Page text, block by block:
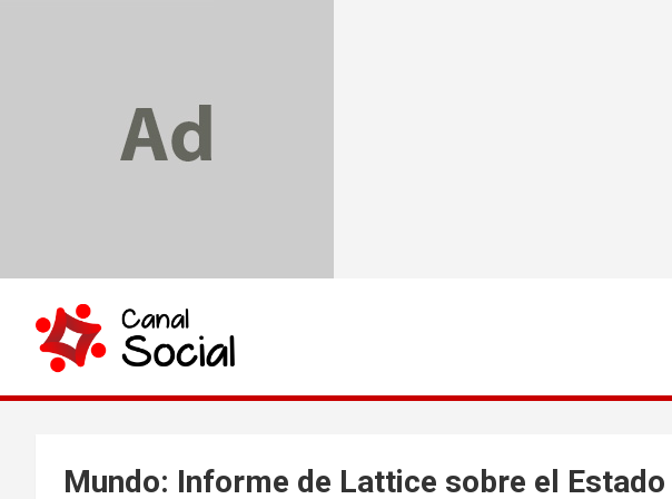
content
Canal Social
Mundo: Informe de Lattice sobre el